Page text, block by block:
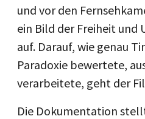
und vor den
ein Bild der Freiheit
auf. Darauf, wie genau
Paradoxie bewertete,
verarbeitete, geht der
Die Dokumentation